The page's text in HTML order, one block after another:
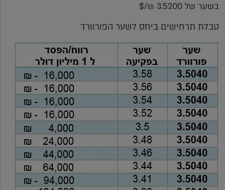
בשער של 3.5200 ₪/$
טבלת תרחישים ביחס לשער הפורוורד